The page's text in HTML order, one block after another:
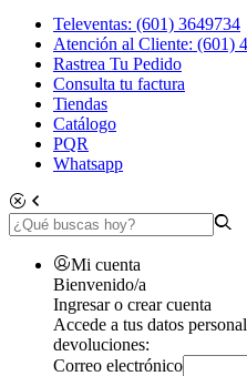
Televentas: (601) 3649734
Atención al Cliente: (601)
Rastrea Tu Pedido
Consulta tu factura
Tiendas
Catálogo
PQR
Whatsapp
Mi cuenta
Bienvenido/a
Ingresar o crear cuenta
Accede a tus datos
devoluciones:
Correo electrónico